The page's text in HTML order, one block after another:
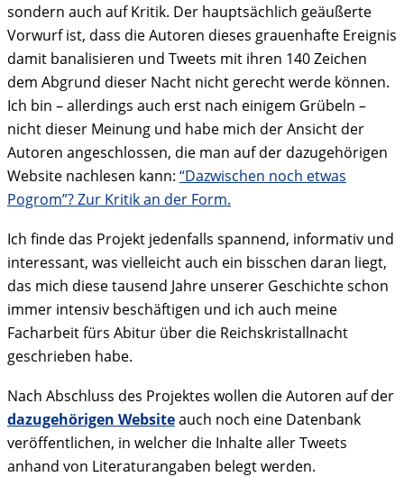
sondern auch auf Kritik. Der hauptsächlich geäußerte
Vorwurf ist, dass die Autoren dieses grauenhafte Ereignis
damit banalisieren und Tweets mit ihren 140 Zeichen
dem Abgrund dieser Nacht nicht gerecht werde können.
Ich bin – allerdings auch erst nach einigem Grübeln –
nicht dieser Meinung und habe mich der Ansicht der
Autoren angeschlossen, die man auf der dazugehörigen
Website nachlesen kann: “Dazwischen noch etwas
Pogrom”? Zur Kritik an der Form.
Ich finde das Projekt jedenfalls spannend, informativ und
interessant, was vielleicht auch ein bisschen daran liegt,
das mich diese tausend Jahre unserer Geschichte schon
immer intensiv beschäftigen und ich auch meine
Facharbeit fürs Abitur über die Reichskristallnacht
geschrieben habe.
Nach Abschluss des Projektes wollen die Autoren auf der
dazugehörigen Websiteauch noch eine Datenbank
veröffentlichen, in welcher die Inhalte aller Tweets
anhand von Literaturangaben belegt werden.